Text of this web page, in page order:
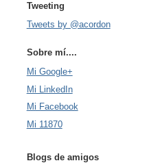
Tweeting
Tweets by @acordon
Sobre mí....
Mi Google+
Mi LinkedIn
Mi Facebook
Mi 11870
Blogs de amigos